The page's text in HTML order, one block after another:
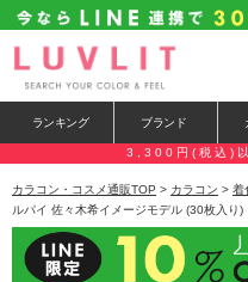
ランキング ブランド
3,300円(税込)以
カラコン・コスメ通販TOP > カラコン > 着
ルパイ 佐々木希イメージモデル (30枚入り)